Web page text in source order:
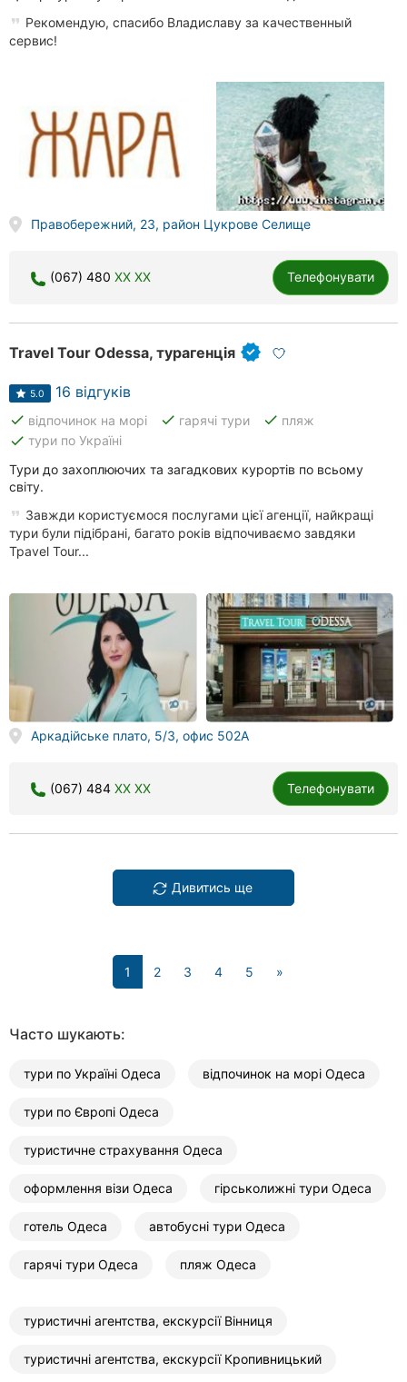
Рекомендую, спасибо Владиславу за качественный
сервис!
Правобережний, 23, район Цукрове Селище
(067) 480 XX XX Телефонувати
Travel Tour Odessa, турагенція
5.0 16 відгуків
done відпочинок на морі done гарячі тури done пляж
done тури по Україні
Тури до захоплюючих та загадкових курортів по всьому
світу.
Завжди користуємося послугами цієї агенції, найкращі
тури були підібрані, багато років відпочиваємо завдяки
Tpavel Tour...
Аркадійське плато, 5/3, офис 502А
(067) 484 XX XX Телефонувати
Дивитись ще
1 (current)
2 3 4 5 »
Часто шукають:
тури по Україні Одеса відпочинок на морі Одеса
тури по Європі Одеса
туристичне страхування Одеса
оформлення візи Одеса гірськолижні тури Одеса
готель Одеса автобусні тури Одеса
гарячі тури Одеса пляж Одеса
туристичні агентства, екскурсії Вінниця
туристичні агентства, екскурсії Кропивницький